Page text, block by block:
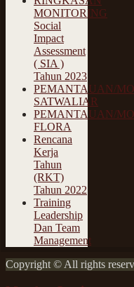
MONITORING
Social
Impact
Assessment
( SIA )
Tahun 2023
PEMANTAUAN/
SATWALIAR
PEMANTAUAN/
FLORA
Rencana
Kerja
Tahun
(RKT)
Tahun 2022
Training
Leadership
Dan Team
Management
Copyright © All rights